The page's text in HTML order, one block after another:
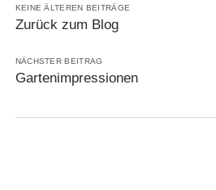
KEINE ÄLTEREN BEITRÄGE
Zurück zum Blog
NÄCHSTER BEITRAG
Gartenimpressionen